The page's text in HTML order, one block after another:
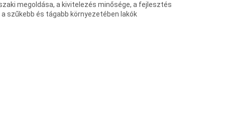
megoldása, a kivitelezés minősége, a fejlesztés
szűkebb és tágabb környezetében lakók